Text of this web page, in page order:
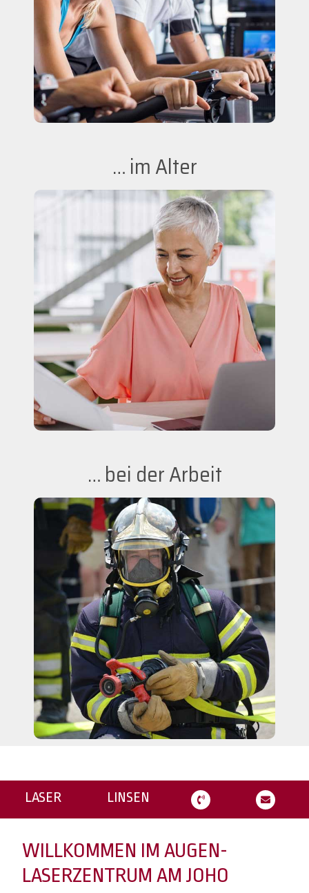
… im Alter
… bei der Arbeit
LASER LINSEN
WILLKOMMEN IM AUGEN-
LASERZENTRUM AM JOHO